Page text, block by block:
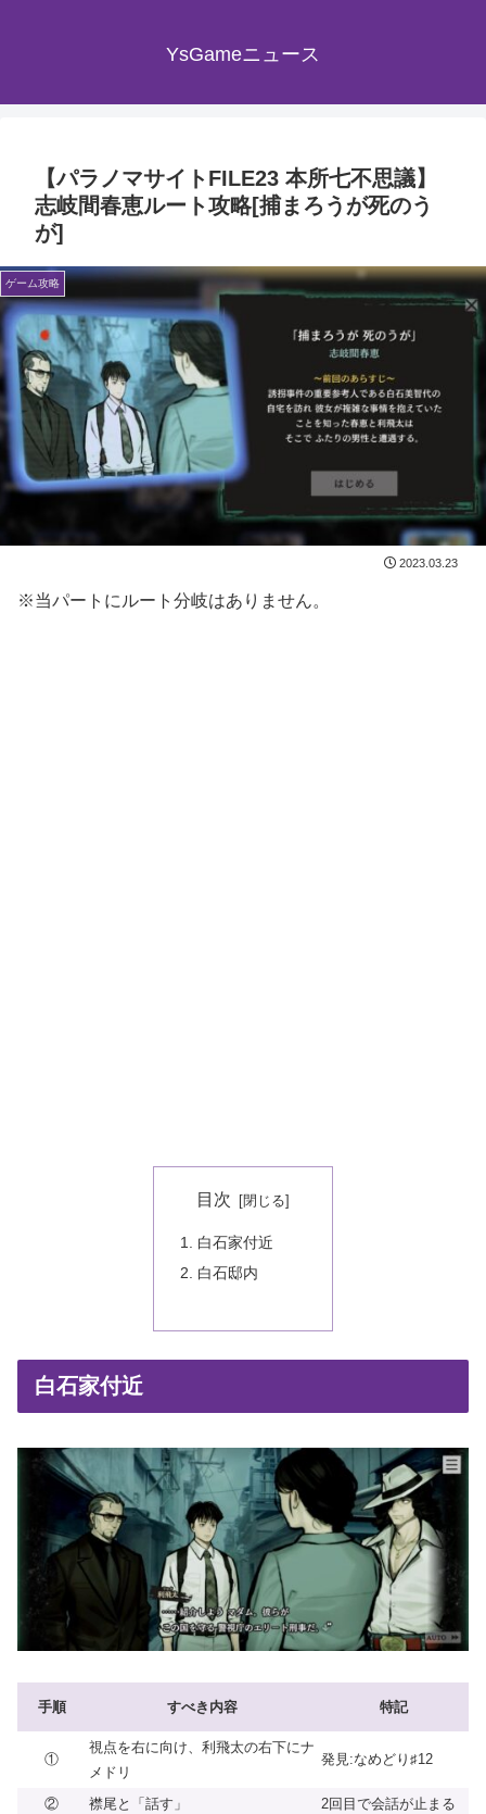
YsGameニュース
【パラノマサイトFILE23 本所七不思議】
志岐間春恵ルート攻略[捕まろうが死のう
が]
ゲーム攻略
2023.03.23
※当パートにルート分岐はありません。
目次
白石家付近
白石邸内
白石家付近
手順 すべき内容 特記
①
視点を右に向け、利飛太の右下にナ
メドリ
発見:なめどり♯12
② 襟尾と「話す」 2回目で会話が止まる